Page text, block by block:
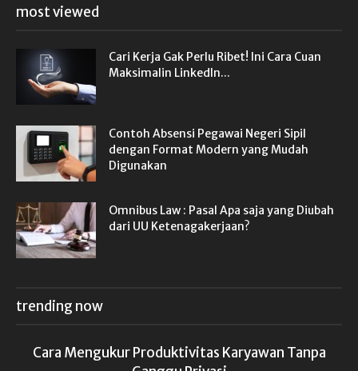
most viewed
Cari Kerja Gak Perlu Ribet! Ini Cara Cuan
Maksimalin LinkedIn...
Contoh Absensi Pegawai Negeri Sipil
dengan Format Modern yang Mudah
Digunakan
Omnibus Law : Pasal Apa saja yang Diubah
dari UU Ketenagakerjaan?
trending now
Cara Mengukur Produktivitas Karyawan Tanpa